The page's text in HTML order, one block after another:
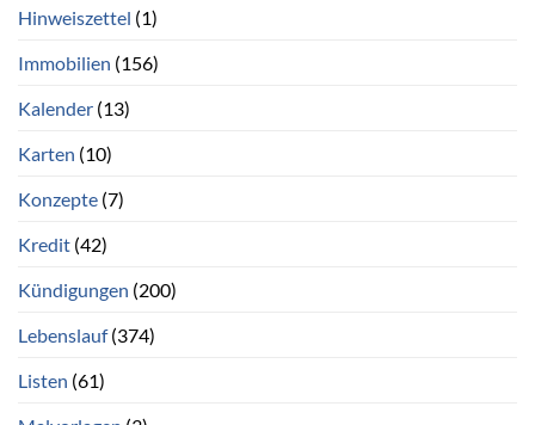
Hinweiszettel (1)
Immobilien (156)
Kalender (13)
Karten (10)
Konzepte (7)
Kredit (42)
Kündigungen (200)
Lebenslauf(374)
Listen (61)